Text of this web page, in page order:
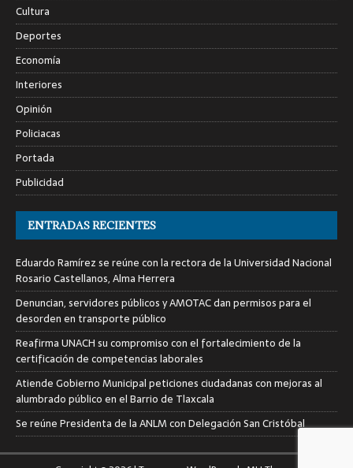
Cultura
Deportes
Economía
Interiores
Opinión
Policiacas
Portada
Publicidad
ENTRADAS RECIENTES
Eduardo Ramírez se reúne con la rectora de la Universidad Nacional
Rosario Castellanos, Alma Herrera
Denuncian, servidores públicos y AMOTAC dan permisos para el
desorden en transporte público
Reafirma UNACH su compromiso con el fortalecimiento de la
certificación de competencias laborales
Atiende Gobierno Municipal peticiones ciudadanas con mejoras al
alumbrado público en el Barrio de Tlaxcala
Se reúne Presidenta de la ANLM con Delegación San Cristóbal